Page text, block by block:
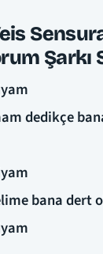
Şarkı
dedikçe
bana dert